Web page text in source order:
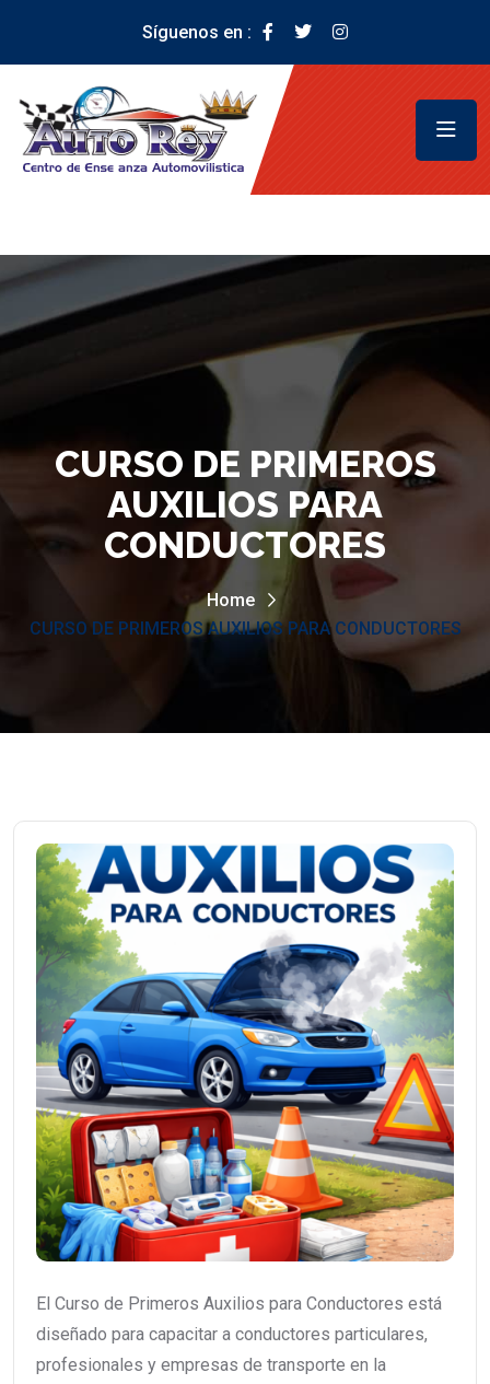
Síguenos en :
CURSO DE PRIMEROS
AUXILIOS PARA
CONDUCTORES
Home
CURSO DE PRIMEROS AUXILIOS PARA CONDUCTORES
El Curso de Primeros Auxilios para Conductores está
diseñado para capacitar a conductores particulares,
profesionales y empresas de transporte en la